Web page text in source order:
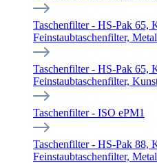
Taschenfilter - HS-Pak 65,
Feinstaubtaschenfilter,
Taschenfilter - HS-Pak 65,
Feinstaubtaschenfilter,
Taschenfilter - ISO ePM1
Taschenfilter - HS-Pak 88,
Feinstaubtaschenfilter,